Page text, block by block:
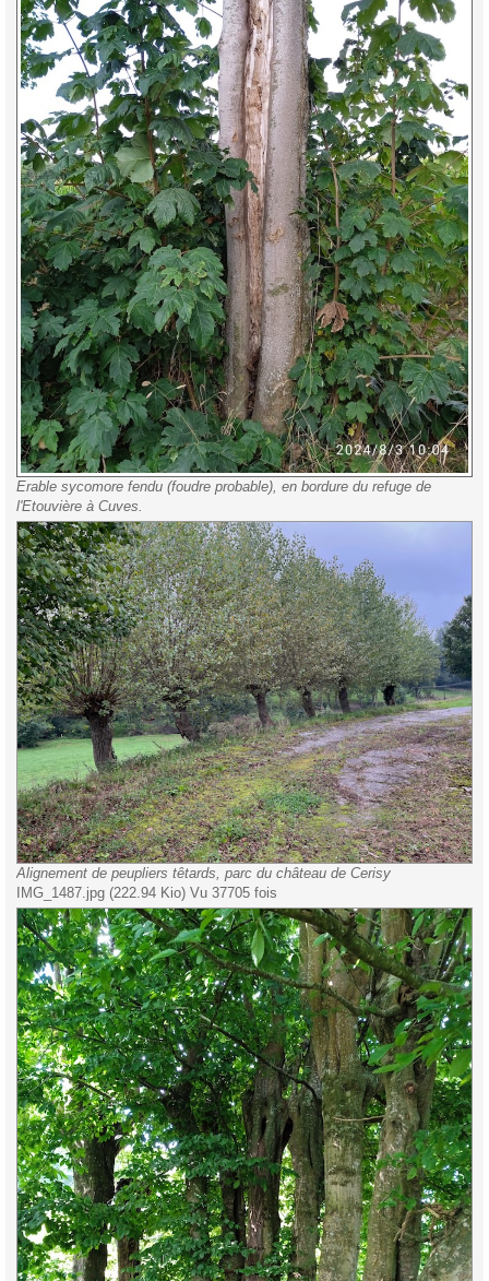
Erable sycomore fendu (foudre probable), en bordure du refuge de
l'Etouvière à Cuves.
Alignement de peupliers têtards, parc du château de Cerisy
IMG_1487.jpg (222.94 Kio) Vu 37705 fois